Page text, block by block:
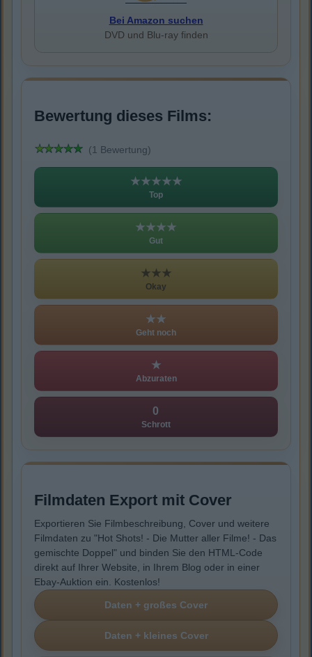
Bei Amazon suchen
DVD und Blu-ray finden
Bewertung dieses Films:
(1 Bewertung)
★★★★★
Top
★★★★
Gut
★★★
Okay
★★
Geht noch
★
Abzuraten
0
Schrott
Filmdaten Export mit Cover
Exportieren Sie Filmbeschreibung, Cover und weitere
Filmdaten zu "Hot Shots! - Die Mutter aller Filme! - Das
gemischte Doppel" und binden Sie den HTML-Code
direkt auf Ihrer Website, in Ihrem Blog oder in einer
Ebay-Auktion ein. Kostenlos!